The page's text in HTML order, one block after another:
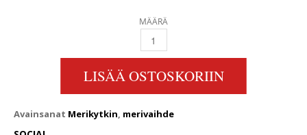
MÄÄRÄ
TMC260 2.88:1 TECHNODRIVE MERIVAIHDE
LISÄÄ OSTOSKORIIN
Avainsanat Merikytkin, merivaihde